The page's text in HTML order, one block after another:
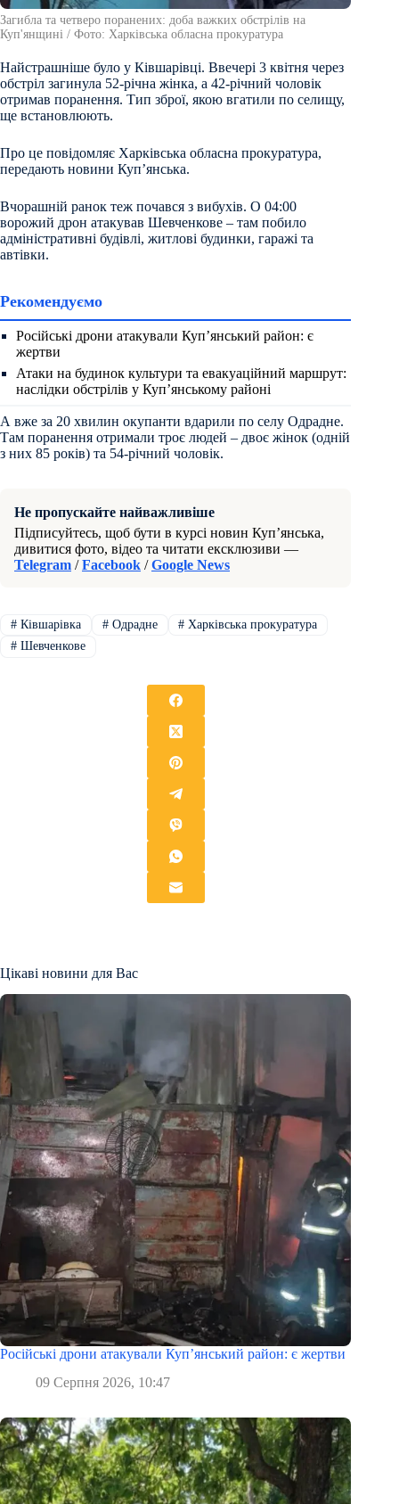
Загибла та четверо поранених: доба важких обстрілів на
Куп'янщині / Фото: Харківська обласна прокуратура
Найстрашніше було у Ківшарівці. Ввечері 3 квітня через
обстріл загинула 52-річна жінка, а 42-річний чоловік
отримав поранення. Тип зброї, якою вгатили по селищу,
ще встановлюють.
Про це повідомляє Харківська обласна прокуратура,
передають новини Куп’янська.
Вчорашній ранок теж почався з вибухів. О 04:00
ворожий дрон атакував Шевченкове – там побило
адміністративні будівлі, житлові будинки, гаражі та
автівки.
Рекомендуємо
Російські дрони атакували Куп’янський район: є
жертви
Атаки на будинок культури та евакуаційний маршрут:
наслідки обстрілів у Куп’янському районі
А вже за 20 хвилин окупанти вдарили по селу Одрадне.
Там поранення отримали троє людей – двоє жінок (одній
з них 85 років) та 54-річний чоловік.
Не пропускайте найважливіше
Підписуйтесь, щоб бути в курсі новин Куп’янська,
дивитися фото, відео та читати ексклюзиви —
Telegram /Facebook /Google News
#Ківшарівка #Одрадне # Харківська прокуратура
#Шевченкове
Цікаві новини для Вас
Російські дрони атакували Куп’янський район: є жертви
09 Серпня 2026, 10:47